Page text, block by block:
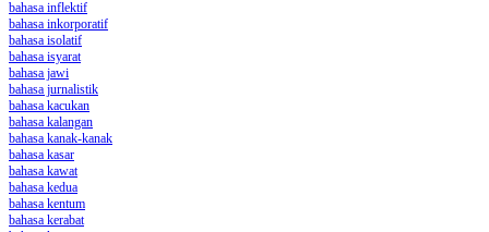
bahasa inflektif
bahasa inkorporatif
bahasa isolatif
bahasa isyarat
bahasa jawi
bahasa jurnalistik
bahasa kacukan
bahasa kalangan
bahasa kanak-kanak
bahasa kasar
bahasa kawat
bahasa kedua
bahasa kentum
bahasa kerabat